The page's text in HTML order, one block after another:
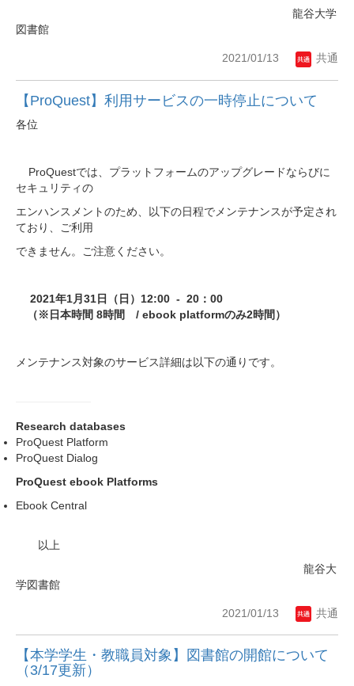
龍谷大学
図書館
2021/01/13 共通
【ProQuest】利用サービスの一時停止について
各位
ProQuestでは、プラットフォームのアップグレードならびに
セキュリティの
エンハンスメントのため、
以下の日程でメンテナンスが予定され
ており、ご利用
できません。ご注意ください。
2021年1月31日（日）12:00 - 20：00
（※日本時間 8時間 / ebook platformのみ2時間）
メンテナンス対象のサービス詳細は以下の通りです。
Research databases
ProQuest Platform
ProQuest Dialog
ProQuest ebook Platforms
Ebook Central
以上
龍谷大
学図書館
2021/01/13 共通
【本学学生・教職員対象】図書館の開館について
（3/17更新）